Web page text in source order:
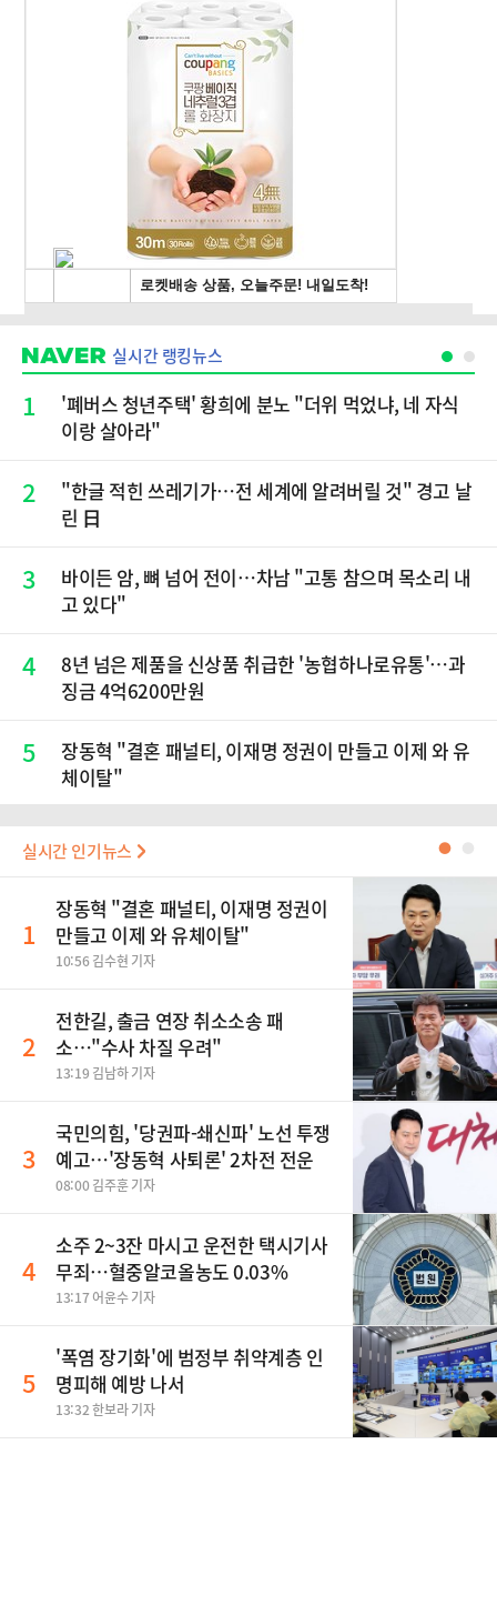
실시간 랭킹뉴스
1
'폐버스 청년주택' 황희에 분노 "더위 먹었냐, 네 자식
이랑 살아라"
2
"한글 적힌 쓰레기가…전 세계에 알려버릴 것" 경고 날
린 日
3
바이든 암, 뼈 넘어 전이…차남 "고통 참으며 목소리 내
고 있다"
4
8년 넘은 제품을 신상품 취급한 '농협하나로유통'…과
징금 4억6200만원
5
장동혁 "결혼 패널티, 이재명 정권이 만들고 이제 와 유
체이탈"
실시간 인기뉴스 ●
1
장동혁 "결혼 패널티, 이재명 정권이
만들고 이제 와 유체이탈"
10:56 김수현 기자
2
전한길, 출금 연장 취소소송 패
소…"수사 차질 우려"
13:19 김남하 기자
3
국민의힘, '당권파-쇄신파' 노선 투쟁
예고…'장동혁 사퇴론' 2차전 전운
08:00 김주훈 기자
4
소주 2~3잔 마시고 운전한 택시기사
무죄…혈중알코올농도 0.03%
13:17 어윤수 기자
5
'폭염 장기화'에 범정부 취약계층 인
명피해 예방 나서
13:32 한보라 기자